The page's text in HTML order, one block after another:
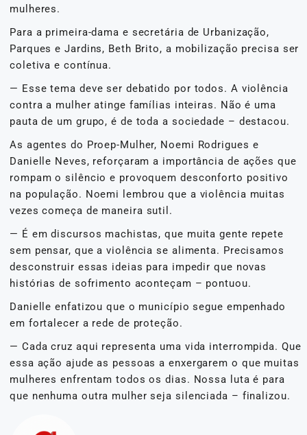
mulheres.
Para a primeira-dama e secretária de Urbanização,
Parques e Jardins, Beth Brito, a mobilização precisa ser
coletiva e contínua.
— Esse tema deve ser debatido por todos. A violência
contra a mulher atinge famílias inteiras. Não é uma
pauta de um grupo, é de toda a sociedade – destacou.
As agentes do Proep-Mulher, Noemi Rodrigues e
Danielle Neves, reforçaram a importância de ações que
rompam o silêncio e provoquem desconforto positivo
na população. Noemi lembrou que a violência muitas
vezes começa de maneira sutil.
— É em discursos machistas, que muita gente repete
sem pensar, que a violência se alimenta. Precisamos
desconstruir essas ideias para impedir que novas
histórias de sofrimento aconteçam – pontuou.
Danielle enfatizou que o município segue empenhado
em fortalecer a rede de proteção.
— Cada cruz aqui representa uma vida interrompida. Que
essa ação ajude as pessoas a enxergarem o que muitas
mulheres enfrentam todos os dias. Nossa luta é para
que nenhuma outra mulher seja silenciada – finalizou.